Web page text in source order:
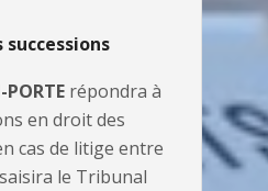
successions
répondra à
en droit des
cas de litige entre
le Tribunal